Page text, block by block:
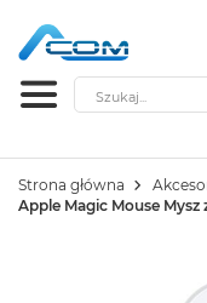
Szukaj
Strona główna
Apple Magic Mouse Mysz